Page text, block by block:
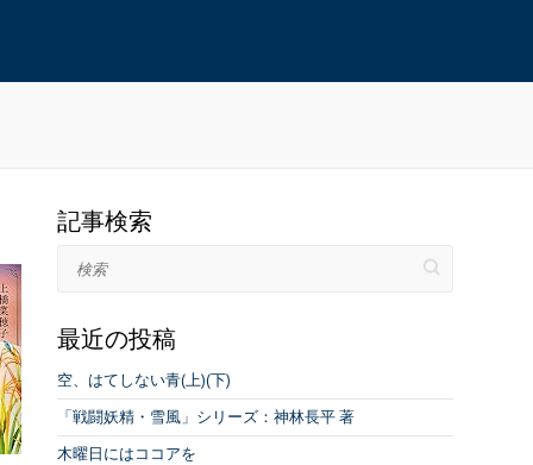
記事検索
最近の投稿
空、はてしない青(上)(下)
「戦闘妖精・雪風」シリーズ：神林長平 著
木曜日にはココアを